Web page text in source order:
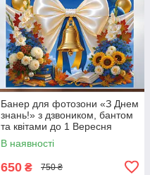
Банер для фотозони «З Днем
знань!» з дзвоником, бантом
та квітами до 1 Вересня
120x120см, №41118
В наявності
650 ₴ 750 ₴